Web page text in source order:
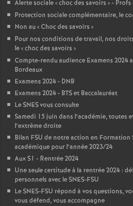
Alerte sociale «choc des savoirs » -
Protection sociale complémentaire, le
Non au «Choc des savoirs »
Pour nos conditions de travail, nos
le «choc des savoirs »
Compte-rendu audience Examens 2024
Bordeaux
Examens 2024 - DNB
Examens 2024 - BTS et Baccalauréat
Le SNES vous consulte
Samedi 15 juin dans l’académie, toutes
l’extrême droite
Bilan FSU de notre action en Formation
académique pour l’année 2023/24
Aux S1 - Rentrée 2024
Une seule certitude à la rentrée 2024 :
personnels avec le SNES-FSU
Le SNES-FSU répond à vos questions,
vous défend, vous accompagne